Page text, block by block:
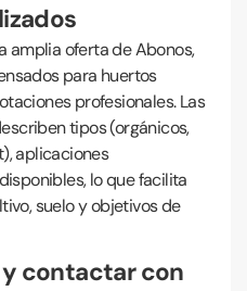
amplia oferta de Abonos,
para huertos
profesionales. Las
tipos (orgánicos,
aplicaciones
lo que facilita
suelo y objetivos de
contactar con